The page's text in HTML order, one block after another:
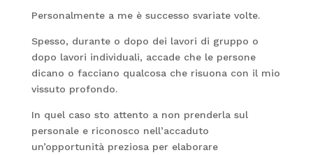
Personalmente a me è successo svariate volte.
Spesso, durante o dopo dei lavori di gruppo o
dopo lavori individuali, accade che le persone
dicano o facciano qualcosa che risuona con il mio
vissuto profondo.
In quel caso sto attento a non prenderla sul
personale e riconosco nell’accaduto
un’opportunità preziosa per elaborare